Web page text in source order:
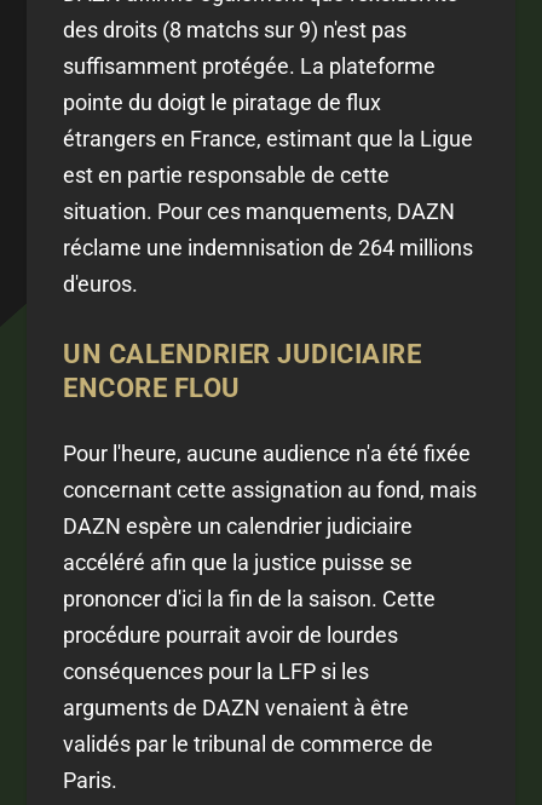
des droits (8 matchs sur 9) n'est pas
suffisamment protégée. La plateforme
pointe du doigt le piratage de flux
étrangers en France, estimant que la Ligue
est en partie responsable de cette
situation. Pour ces manquements, DAZN
réclame une indemnisation de 264 millions
d'euros.
UN CALENDRIER JUDICIAIRE
ENCORE FLOU
Pour l'heure, aucune audience n'a été fixée
concernant cette assignation au fond, mais
DAZN espère un calendrier judiciaire
accéléré afin que la justice puisse se
prononcer d'ici la fin de la saison. Cette
procédure pourrait avoir de lourdes
conséquences pour la LFP si les
arguments de DAZN venaient à être
validés par le tribunal de commerce de
Paris.